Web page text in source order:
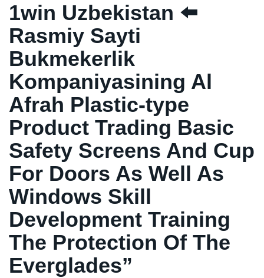
1win Uzbekistan ⬅️
Rasmiy Sayti
Bukmekerlik
Kompaniyasining Al
Afrah Plastic-type
Product Trading Basic
Safety Screens And Cup
For Doors As Well As
Windows Skill
Development Training
The Protection Of The
Everglades”